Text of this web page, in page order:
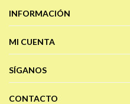
INFORMACIÓN
MI CUENTA
SÍGANOS
CONTACTO